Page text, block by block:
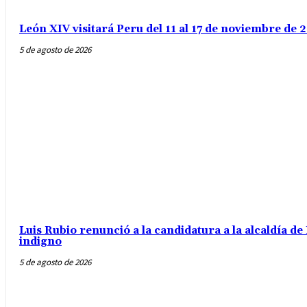
León XIV visitará Peru del 11 al 17 de noviembre de
5 de agosto de 2026
Luis Rubio renunció a la candidatura a la alcaldía
indigno
5 de agosto de 2026